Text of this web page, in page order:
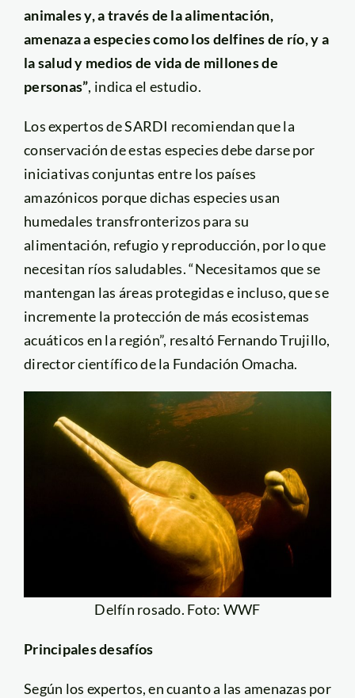
animales y, a través de la alimentación,
amenaza a especies como los delfines de río, y a
la salud y medios de vida de millones de
personas”, indica el estudio.
Los expertos de SARDI recomiendan que la
conservación de estas especies debe darse por
iniciativas conjuntas entre los países
amazónicos porque dichas especies usan
humedales transfronterizos para su
alimentación, refugio y reproducción, por lo que
necesitan ríos saludables. “Necesitamos que se
mantengan las áreas protegidas e incluso, que se
incremente la protección de más ecosistemas
acuáticos en la región”, resaltó Fernando Trujillo,
director científico de la Fundación Omacha.
Delfín rosado. Foto: WWF
Principales desafíos
Según los expertos, en cuanto a las amenazas por